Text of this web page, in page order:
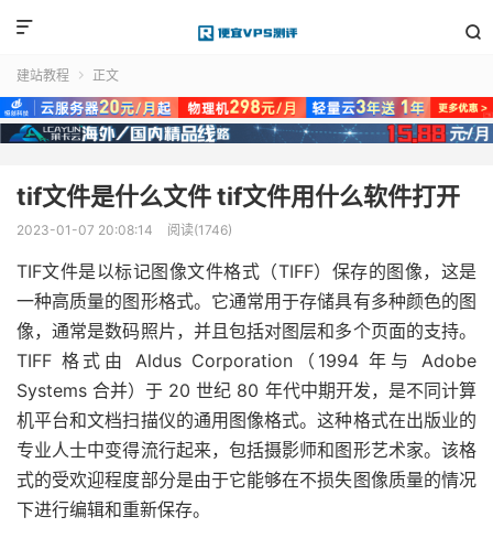


建站教程  正文
tif文件是什么文件 tif文件用什么软件打开
2023-01-07 20:08:14 阅读(1746)
TIF文件是以标记图像文件格式（TIFF）保存的图像，这是
一种高质量的图形格式。它通常用于存储具有多种颜色的图
像，通常是数码照片，并且包括对图层和多个页面的支持。
TIFF 格式由 Aldus Corporation（1994 年与 Adobe
Systems 合并）于 20 世纪 80 年代中期开发，是不同计算
机平台和文档扫描仪的通用图像格式。这种格式在出版业的
专业人士中变得流行起来，包括摄影师和图形艺术家。该格
式的受欢迎程度部分是由于它能够在不损失图像质量的情况
下进行编辑和重新保存。